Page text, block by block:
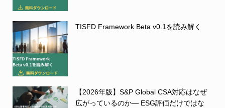
TISFD Framework Beta v0.1を読み解く
【2026年版】S&P Global CSA対応はなぜ
広がっているのか― ESG評価だけではな